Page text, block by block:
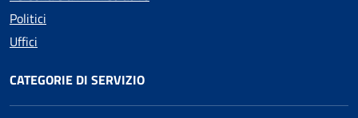
Politici
Uffici
CATEGORIE DI SERVIZIO